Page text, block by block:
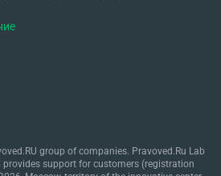
group of companies. Pravoved.Ru Lab
provides support for customers (registration